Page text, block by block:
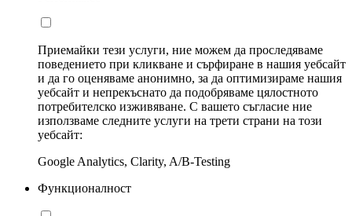
Приемайки тези услуги, ние можем да проследяваме
поведението при кликване и сърфиране в нашия уебсайт
и да го оценяваме анонимно, за да оптимизираме нашия
уебсайт и непрекъснато да подобряваме цялостното
потребителско изживяване. С вашето съгласие ние
използваме следните услуги на трети страни на този
уебсайт:
Google Analytics, Clarity, A/B-Testing
Функционалност